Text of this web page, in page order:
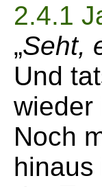
2.4.1
„Seht,
Und
wieder
Noch
hinaus